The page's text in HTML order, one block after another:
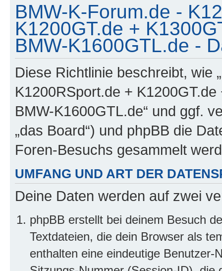
BMW-K-Forum.de -
K1200GT.de +
BMW-K1600GTL.de -
Diese Richtlinie beschreibt, wie
K1200RSport.de +
BMW-K1600GTL.de“ und ggf.
„das Board“) und phpBB die
Foren-Besuchs gesammelt
UMFANG UND ART DER
Deine Daten werden auf zwei
phpBB erstellt bei deinem Besuch
Textdateien, die dein Browser als
enthalten eine eindeutige